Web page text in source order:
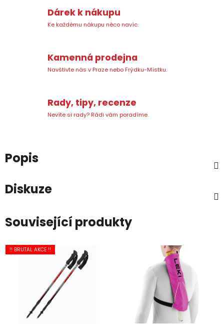
Dárek k nákupu
Ke každému nákupu něco navíc.
Kamenná prodejna
Navštivte nás v Praze nebo Frýdku-Místku.
Rady, tipy, recenze
Nevíte si rady? Rádi vám poradíme.
Popis
Diskuze
Související produkty
!! BRUTAL AKCE !!